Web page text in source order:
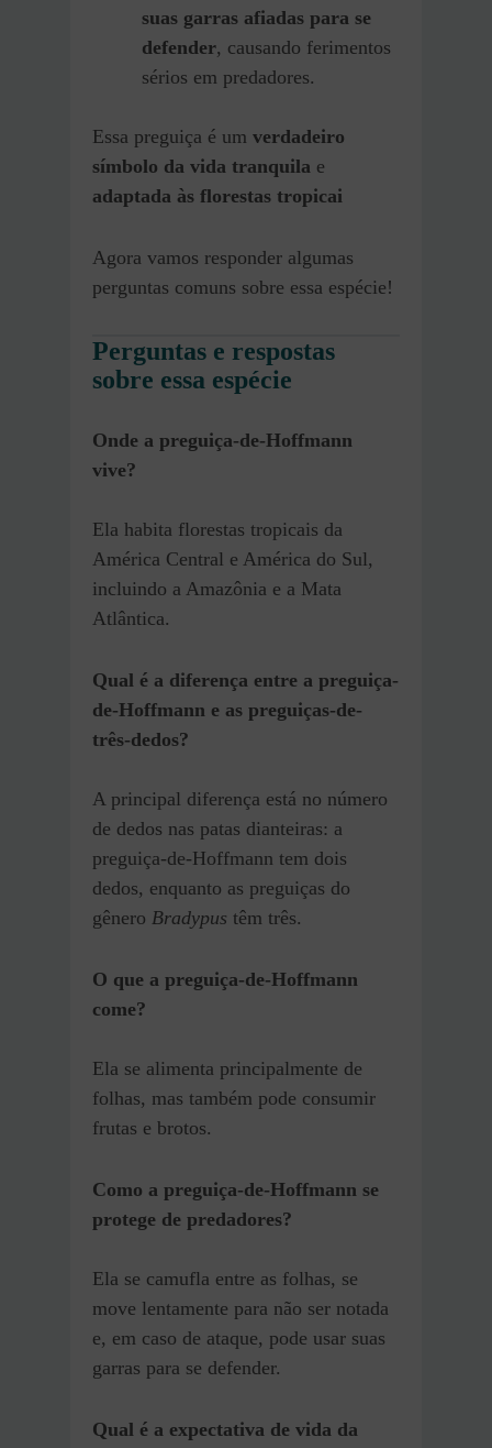
suas garras afiadas para se
defender, causando ferimentos
sérios em predadores.
Essa preguiça é um verdadeiro
símbolo da vida tranquila e
adaptada às florestas tropicai
Agora vamos responder algumas
perguntas comuns sobre essa espécie!
Perguntas e respostas
sobre essa espécie
Onde a preguiça-de-Hoffmann
vive?
Ela habita florestas tropicais da
América Central e América do Sul,
incluindo a Amazônia e a Mata
Atlântica.
Qual é a diferença entre a preguiça-
de-Hoffmann e as preguiças-de-
três-dedos?
A principal diferença está no número
de dedos nas patas dianteiras: a
preguiça-de-Hoffmann tem dois
dedos, enquanto as preguiças do
gênero Bradypus têm três.
O que a preguiça-de-Hoffmann
come?
Ela se alimenta principalmente de
folhas, mas também pode consumir
frutas e brotos.
Como a preguiça-de-Hoffmann se
protege de predadores?
Ela se camufla entre as folhas, se
move lentamente para não ser notada
e, em caso de ataque, pode usar suas
garras para se defender.
Qual é a expectativa de vida da